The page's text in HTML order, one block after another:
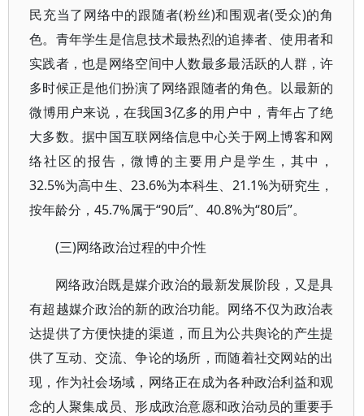
民充当了网络中的跟随者(粉丝)和围观者(受众)的角
色。青年学生是信息技术最热烈的追捧者、使用者和
实践者，也是网络空间中人数最多最活跃的人群，许
多时候正是他们扮演了网络跟随者的角色。以最新的
微博用户来说，在我国3亿多的用户中，青年占了绝
大多数。据中国互联网络信息中心关于网上博客和网
络社区的报告，微博的主要用户是学生，其中，
32.5%为高中生、23.6%为本科生、21.1%为研究生，
按年龄分，45.7%属于“90后”、40.8%为“80后”。
(三)网络政治过程的中介性
网络政治既是媒介政治的最新发展阶段，又是具
有超越媒介政治的新的政治功能。网络不仅为政治表
达提供了方便快捷的渠道，而且为公共舆论的产生提
供了互动、交流、争论的场所，而随着社交网站的出
现，作为社会场域，网络正在成为各种政治利益和观
念的人聚集成员、形成政治意愿和政治动员的重要手